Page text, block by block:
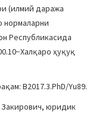
(илмий даража
нормаларни
Республикасида
ҳуқуқ
В2017.3.PhD/Yu89.
юридик